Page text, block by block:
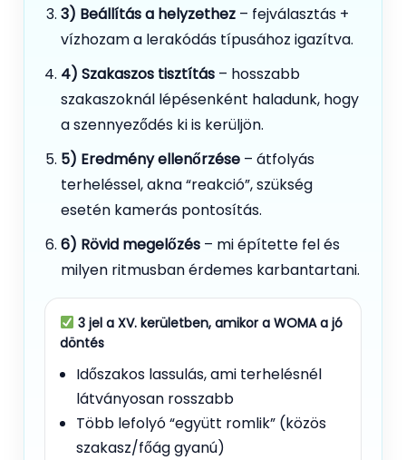
3) Beállítás a helyzethez – fejválasztás +
vízhozam a lerakódás típusához igazítva.
4) Szakaszos tisztítás – hosszabb
szakaszoknál lépésenként haladunk, hogy
a szennyeződés ki is kerüljön.
5) Eredmény ellenőrzése – átfolyás
terheléssel, akna “reakció”, szükség
esetén kamerás pontosítás.
6) Rövid megelőzés – mi építette fel és
milyen ritmusban érdemes karbantartani.
3 jel a XV. kerületben, amikor a WOMA a jó
döntés
Időszakos lassulás, ami terhelésnél
látványosan rosszabb
Több lefolyó “együtt romlik” (közös
szakasz/főág gyanú)